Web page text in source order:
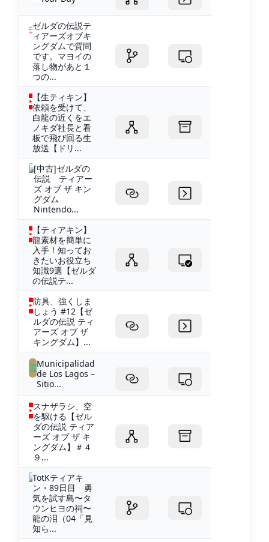
ゼルダの伝説テ
ィアーズオブキ
ングダムで質問
です。マヨイの
落し物があと１
つの...
【生ティキン】
依頼を受けて、
白龍の近くをエ
ノキダ社長と看
板で飛び回る生
放送【ドリ...
[中古]ゼルダの
伝説 ティアー
ズ オブ ザ キン
グダム
Nintendo...
【ティアキン】
龍素材を簡単に
入手！知ってお
きたいお役立ち
知識9選【ゼルダ
の伝説テ...
防具、強くしま
しょう #12【ゼ
ルダの伝説 ティ
アーズ オブ ザ
キングダム】...
Municipalidad
de Los Lagos –
Sitio...
スナザラシ、空
を駆ける【ゼル
ダの伝説 ティア
ーズ オブ ザ キ
ングダム】＃４
９...
TotKティアキ
ン・89日目 勇
気を試す島〜タ
ウンヒヨの祠〜
龍の泪（04「見
知ら...